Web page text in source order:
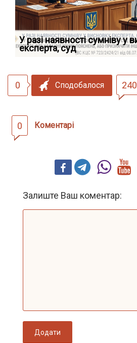
У разі наявності сумніву у
експерта, суд
0 Сподобалося
0 Коментарі
Залиште Ваш коментар:
Додати